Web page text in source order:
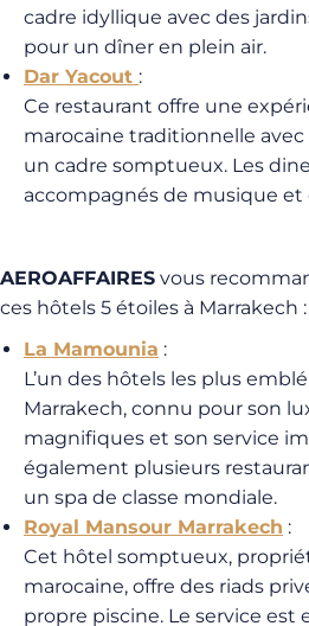
cadre idyllique avec des
pour un dîner en plein air.
Dar Yacout :
Ce restaurant offre une
marocaine traditionnelle avec
un cadre somptueux. Les
accompagnés de musique et
AEROAFFAIRES vous
ces hôtels 5 étoiles à Marrakech :
La Mamounia :
L’un des hôtels les plus
Marrakech, connu pour son
magnifiques et son service
également plusieurs
un spa de classe mondiale.
Royal Mansour Marrakech :
Cet hôtel somptueux,
marocaine, offre des riads
propre piscine. Le service est